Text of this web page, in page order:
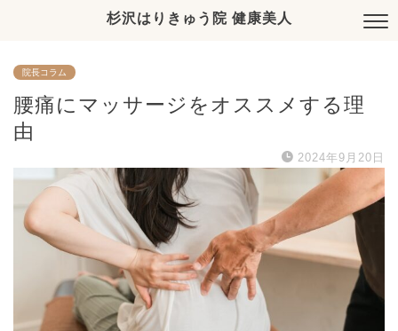
杉沢はりきゅう院 健康美人
院長コラム
腰痛にマッサージをオススメする理
由
2024年9月20日